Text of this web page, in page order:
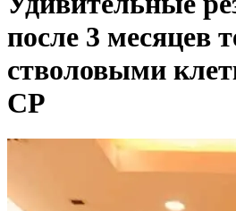
после 3 месяцев
стволовыми
CP